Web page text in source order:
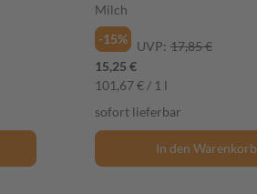
Milch
-15%
UVP: 17,85 €
15,25 €
101,67 € / 1 l
sofort lieferbar
In den Warenkorb